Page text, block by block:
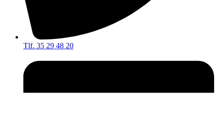
Tlf. 35 29 48 20